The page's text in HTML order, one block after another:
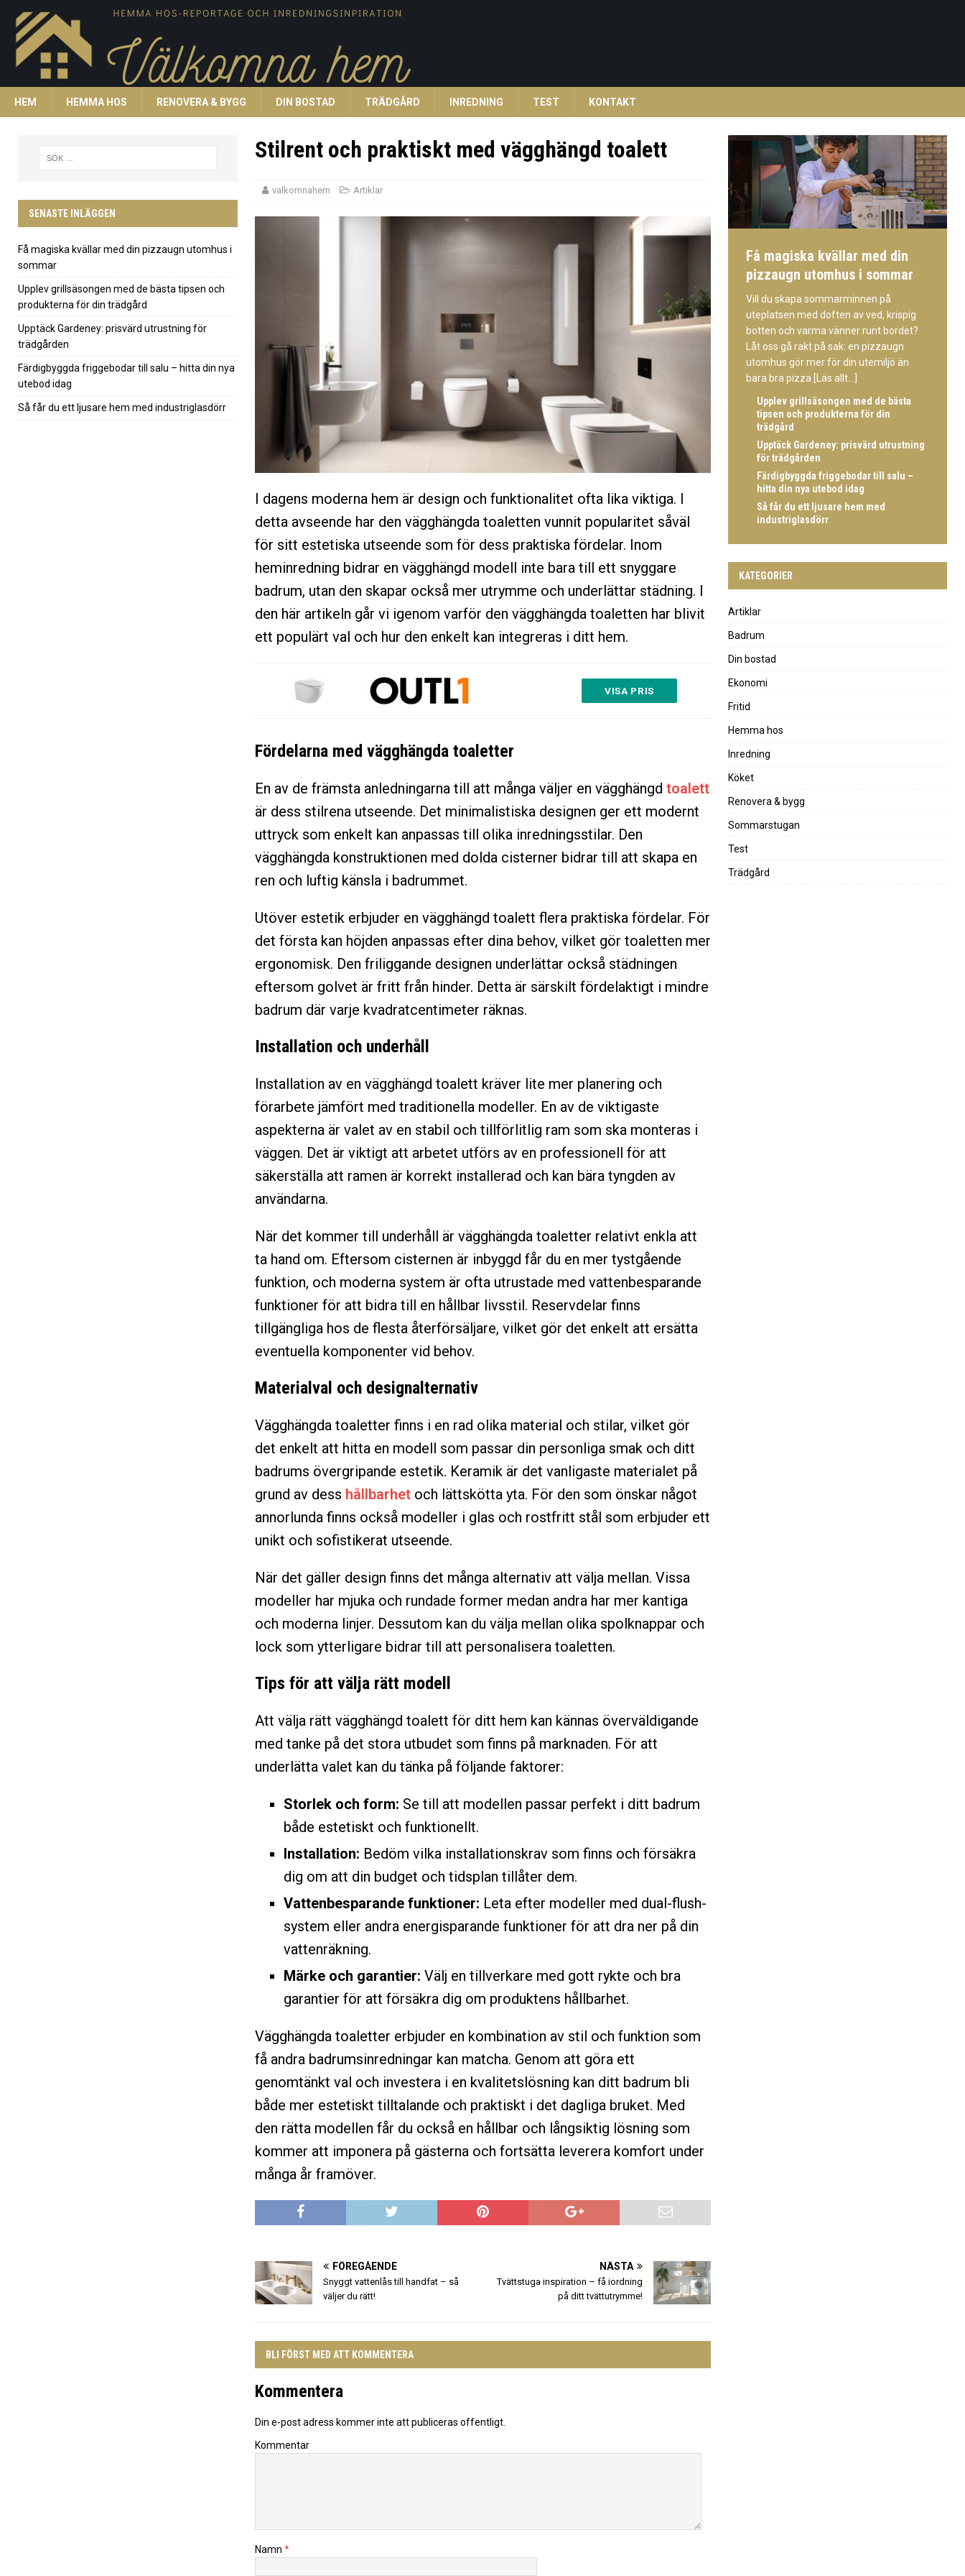
HEM HEMMA HOS RENOVERA & BYGG DIN BOSTAD TRÄDGÅRD INREDNING TEST KONTAKT
Stilrent och praktiskt med vägghängd toalett
valkomnahem Artiklar
I dagens moderna hem är design och funktionalitet ofta lika viktiga. I
detta avseende har den vägghängda toaletten vunnit popularitet såväl
för sitt estetiska utseende som för dess praktiska fördelar. Inom
heminredning bidrar en vägghängd modell inte bara till ett snyggare
badrum, utan den skapar också mer utrymme och underlättar städning. I
den här artikeln går vi igenom varför den vägghängda toaletten har blivit
ett populärt val och hur den enkelt kan integreras i ditt hem.
VISA PRIS
Fördelarna med vägghängda toaletter
En av de främsta anledningarna till att många väljer en vägghängd toalett
är dess stilrena utseende. Det minimalistiska designen ger ett modernt
uttryck som enkelt kan anpassas till olika inredningsstilar. Den
vägghängda konstruktionen med dolda cisterner bidrar till att skapa en
ren och luftig känsla i badrummet.
Utöver estetik erbjuder en vägghängd toalett flera praktiska fördelar. För
det första kan höjden anpassas efter dina behov, vilket gör toaletten mer
ergonomisk. Den friliggande designen underlättar också städningen
eftersom golvet är fritt från hinder. Detta är särskilt fördelaktigt i mindre
badrum där varje kvadratcentimeter räknas.
Installation och underhåll
Installation av en vägghängd toalett kräver lite mer planering och
förarbete jämfört med traditionella modeller. En av de viktigaste
aspekterna är valet av en stabil och tillförlitlig ram som ska monteras i
väggen. Det är viktigt att arbetet utförs av en professionell för att
säkerställa att ramen är korrekt installerad och kan bära tyngden av
användarna.
När det kommer till underhåll är vägghängda toaletter relativt enkla att
ta hand om. Eftersom cisternen är inbyggd får du en mer tystgående
funktion, och moderna system är ofta utrustade med vattenbesparande
funktioner för att bidra till en hållbar livsstil. Reservdelar finns
tillgängliga hos de flesta återförsäljare, vilket gör det enkelt att ersätta
eventuella komponenter vid behov.
Materialval och designalternativ
Vägghängda toaletter finns i en rad olika material och stilar, vilket gör
det enkelt att hitta en modell som passar din personliga smak och ditt
badrums övergripande estetik. Keramik är det vanligaste materialet på
grund av dess hållbarhetoch lättskötta yta. För den som önskar något
annorlunda finns också modeller i glas och rostfritt stål som erbjuder ett
unikt och sofistikerat utseende.
När det gäller design finns det många alternativ att välja mellan. Vissa
modeller har mjuka och rundade former medan andra har mer kantiga
och moderna linjer. Dessutom kan du välja mellan olika spolknappar och
lock som ytterligare bidrar till att personalisera toaletten.
Tips för att välja rätt modell
Att välja rätt vägghängd toalett för ditt hem kan kännas överväldigande
med tanke på det stora utbudet som finns på marknaden. För att
underlätta valet kan du tänka på följande faktorer:
Storlek och form: Se till att modellen passar perfekt i ditt badrum
både estetiskt och funktionellt.
Installation: Bedöm vilka installationskrav som finns och försäkra
dig om att din budget och tidsplan tillåter dem.
Vattenbesparande funktioner: Leta efter modeller med dual-flush-
system eller andra energisparande funktioner för att dra ner på din
vattenräkning.
Märke och garantier: Välj en tillverkare med gott rykte och bra
garantier för att försäkra dig om produktens hållbarhet.
Vägghängda toaletter erbjuder en kombination av stil och funktion som
få andra badrumsinredningar kan matcha. Genom att göra ett
genomtänkt val och investera i en kvalitetslösning kan ditt badrum bli
både mer estetiskt tilltalande och praktiskt i det dagliga bruket. Med
den rätta modellen får du också en hållbar och långsiktig lösning som
kommer att imponera på gästerna och fortsätta leverera komfort under
många år framöver.
FÖREGÅENDE
Snyggt vattenlås till handfat – så
väljer du rätt!
NÄSTA
Tvättstuga inspiration – få iordning
på ditt tvättutrymme!
BLI FÖRST MED ATT KOMMENTERA
Kommentera
Din e-post adress kommer inte att publiceras offentligt.
Kommentar
Namn *
SENASTE INLÄGGEN
Få magiska kvällar med din pizzaugn utomhus i
sommar
Upplev grillsäsongen med de bästa tipsen och
produkterna för din trädgård
Upptäck Gardeney: prisvärd utrustning för
trädgården
Färdigbyggda friggebodar till salu – hitta din nya
utebod idag
Så får du ett ljusare hem med industriglasdörr
Få magiska kvällar med din
pizzaugn utomhus i sommar
Vill du skapa sommarminnen på
uteplatsen med doften av ved, krispig
botten och varma vänner runt bordet?
Låt oss gå rakt på sak: en pizzaugn
utomhus gör mer för din utemiljö än
bara bra pizza
[Läs allt...]
Upplev grillsäsongen med de bästa
tipsen och produkterna för din
trädgård
Upptäck Gardeney: prisvärd utrustning
för trädgården
Färdigbyggda friggebodar till salu –
hitta din nya utebod idag
Så får du ett ljusare hem med
industriglasdörr
KATEGORIER
Artiklar
Badrum
Din bostad
Ekonomi
Fritid
Hemma hos
Inredning
Köket
Renovera & bygg
Sommarstugan
Test
Trädgård